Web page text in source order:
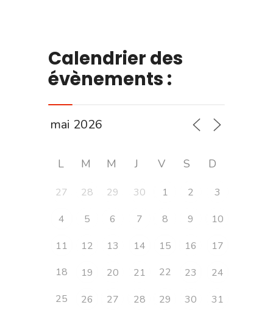
Calendrier des
évènements :
L M M J V S D
27 28 29 30 1 2
3
4
5 6 7 8 9
10
11
12 13 14 15 16
17
18
19 20 21 22 23
24
25
26 27 28 29 30 31